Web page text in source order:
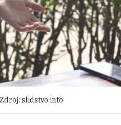
slidstvo.info